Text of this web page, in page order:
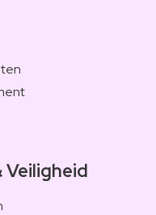
Veiligheid